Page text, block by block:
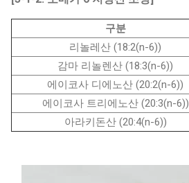
구분
리놀레산 (18:2(n-6))
감마 리놀렌산 (18:3(n-6))
에이코사 디에노산 (20:2(n-6))
에이코사 트리에노산 (20:3(n-6))
아라키돈산 (20:4(n-6))